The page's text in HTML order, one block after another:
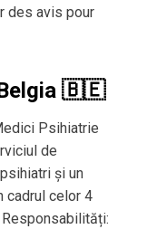
des avis pour
Belgia 🇧🇪
Psihiatrie
de
și un
cadrul celor 4